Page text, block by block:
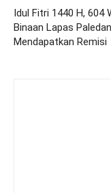
Idul Fitri 1440 H, 604
Binaan Lapas
Mendapatkan Remisi